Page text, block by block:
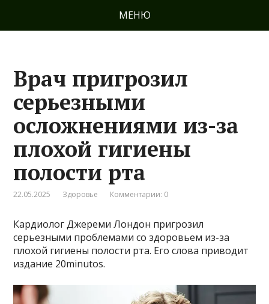
МЕНЮ
Врач пригрозил
серьезными
осложнениями из-за
плохой гигиены
полости рта
22.05.2025 Здоровье Комментарии: 0
Кардиолог Джереми Лондон пригрозил
серьезными проблемами со здоровьем из-за
плохой гигиены полости рта. Его слова приводит
издание 20minutos.